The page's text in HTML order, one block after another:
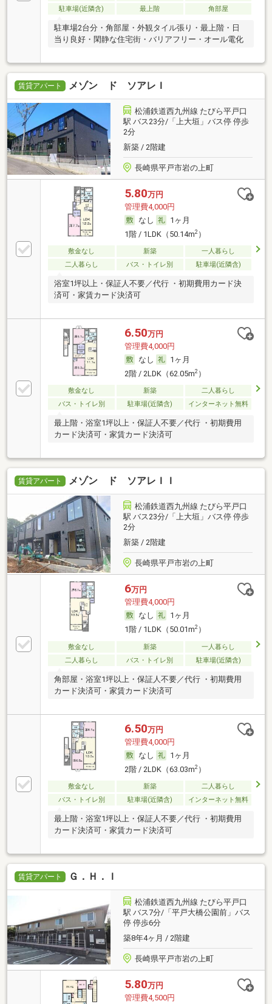
駐車場(近隣含)
最上階 角部屋
駐車場2台分・角部屋・外観タイル張り・最上階・日
当り良好・閑静な住宅街・バリアフリー・オール電化
賃貸アパート メゾン ド ソアレＩ
松浦鉄道西九州線 たびら平戸口
駅 バス23分/「上大垣」バス停 停歩
2分
新築 / 2階建
長崎県平戸市岩の上町
5.80万円
管理費4,000円
なし
1ヶ月
1階 / 1LDK（50.14m2）
敷金なし 新築
一人暮らし
二人暮らし
バス・トイレ別 駐車場(近隣含)
浴室1坪以上・保証人不要／代行 ・初期費用カード決
済可・家賃カード決済可
6.50万円
管理費4,000円
なし
1ヶ月
2階 / 2LDK（62.05m2）
敷金なし 新築
二人暮らし
バス・トイレ別
駐車場(近隣含) インターネット無料
最上階・浴室1坪以上・保証人不要／代行 ・初期費用
カード決済可・家賃カード決済可
賃貸アパート メゾン ド ソアレＩＩ
松浦鉄道西九州線 たびら平戸口
駅 バス23分/「上大垣」バス停 停歩
2分
新築 / 2階建
長崎県平戸市岩の上町
6万円
管理費4,000円
なし
1ヶ月
1階 / 1LDK（50.01m2）
敷金なし 新築
一人暮らし
二人暮らし
バス・トイレ別 駐車場(近隣含)
角部屋・浴室1坪以上・保証人不要／代行 ・初期費用
カード決済可・家賃カード決済可
6.50万円
管理費4,000円
なし
1ヶ月
2階 / 2LDK（63.03m2）
敷金なし 新築
二人暮らし
バス・トイレ別
駐車場(近隣含) インターネット無料
最上階・浴室1坪以上・保証人不要／代行 ・初期費用
カード決済可・家賃カード決済可
賃貸アパート Ｇ．Ｈ．Ｉ
松浦鉄道西九州線 たびら平戸口
駅 バス7分/「平戸大橋公園前」バス
停 停歩6分
築8年4ヶ月 / 2階建
長崎県平戸市岩の上町
5.80万円
管理費4,500円